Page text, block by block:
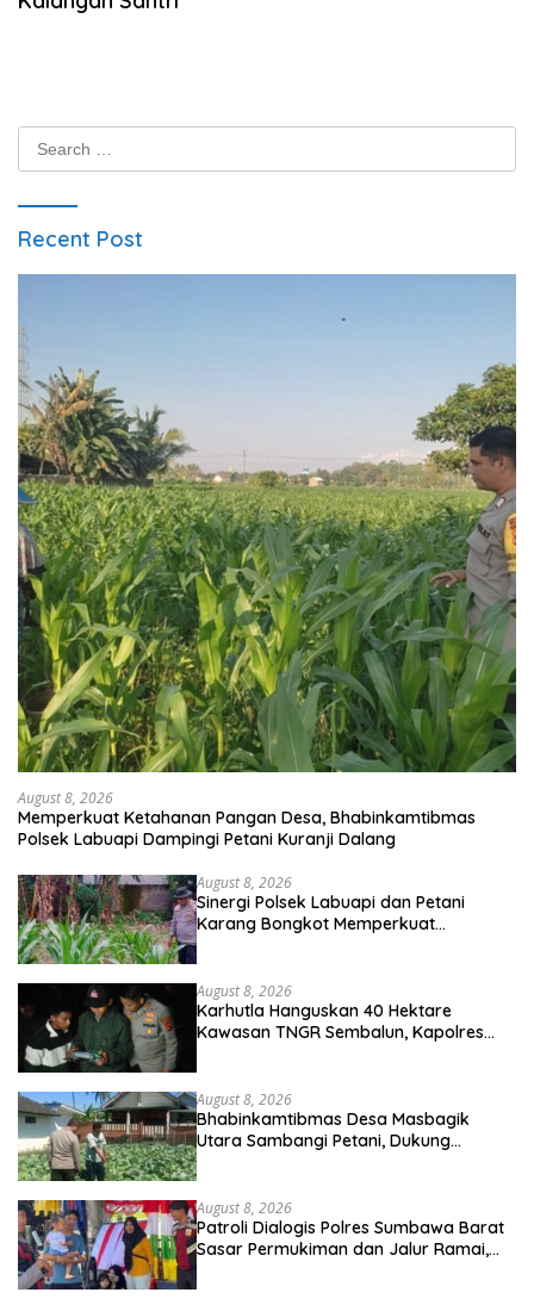
Search
for:
Recent Post
August 8, 2026
Memperkuat Ketahanan Pangan Desa, Bhabinkamtibmas
Polsek Labuapi Dampingi Petani Kuranji Dalang
August 8, 2026
Sinergi Polsek Labuapi dan Petani
Karang Bongkot Memperkuat
August 8, 2026
Karhutla Hanguskan 40 Hektare
Kawasan TNGR Sembalun, Kapolres
August 8, 2026
Bhabinkamtibmas Desa Masbagik
Utara Sambangi Petani, Dukung
August 8, 2026
Patroli Dialogis Polres Sumbawa Barat
Sasar Permukiman dan Jalur Ramai,